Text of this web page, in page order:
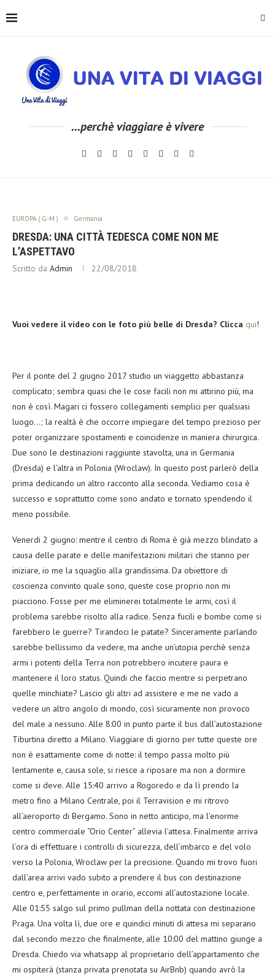
...perchè viaggiare è vivere
EUROPA ( G-M ) Germania
DRESDA: UNA CITTÀ TEDESCA COME NON ME
L’ASPETTAVO
Scritto da Admin 22/08/2018
Vuoi vedere il video con le foto più belle di Dresda? Clicca qui!
Per il ponte del 2 giugno 2017 studio un viaggetto abbastanza
complicato; sembra quasi che le cose facili non mi attirino più, ma
non è così. Magari ci fossero collegamenti semplici per qualsiasi
luogo…; la realtà è che occorre impiegare del tempo prezioso per
poter organizzare spostamenti e coincidenze in maniera chirurgica.
Due sono le destinazioni raggiunte stavolta, una in Germania
(Dresda) e l’altra in Polonia (Wroclaw). In questo post parlerò della
prima dedicando un altro racconto alla seconda. Vediamo cosa è
successo e soprattutto come sono andato e tornato spendendo il
meno possibile.
Venerdi 2 giugno: mentre il centro di Roma è già mezzo blindato a
causa delle parate e delle manifestazioni militari che stanno per
iniziare, io me la squaglio alla grandissima. Da obiettore di
coscienza convinto quale sono, queste cose proprio non mi
piacciono. Fosse per me eliminerei totalmente le armi, così il
problema sarebbe risolto alla radice. Senza fucili e bombe come si
farebbero le guerre? Tirandoci le patate? Sinceramente parlando
sarebbe bellissimo da vedere, ma anche un’utopia perchè senza
armi i potenti della Terra non potrebbero incutere paura e
mantenere il loro status. Quindi che faccio mentre si perpetrano
quelle minchiate? Lascio gli altri ad assistere e me ne vado a
vedere un altro angolo di mondo, così sicuramente non provoco
del male a nessuno. Alle 8:00 in punto parte il bus dall’autostazione
Tiburtina diretto a Milano. Viaggiare di giorno per tutte queste ore
non è esattamente come di notte: il tempo passa molto più
lentamente e, causa sole, si riesce a riposare ma non a dormire
come si deve. Alle 15:40 arrivo a Rogoredo e da lì prendo la
metro fino a Milano Centrale, poi il Terravision e mi ritrovo
all’aeroporto di Bergamo. Sono in netto anticipo, ma l’enorme
centro commerciale “Orio Center” allevia l’attesa. Finalmente arriva
l’ora di effettuare i controlli di sicurezza, dell’imbarco e del volo
verso la Polonia, Wroclaw per la precisione. Quando mi trovo fuori
dall’area arrivi vado subito a prendere il bus con destinazione
centro e, perfettamente in orario, eccomi all’autostazione locale.
Alle 01:55 salgo sul primo pullman della nottata con destinazione
Praga. Una volta lì, due ore e quindici minuti di attesa mi separano
dal secondo mezzo che finalmente, alle 10:00 del mattino giunge a
Dresda. Chiedo via whatsapp al proprietario dell’appartamento che
mi ospiterà (stanza privata prenotata su AirBnb) quando avrò la